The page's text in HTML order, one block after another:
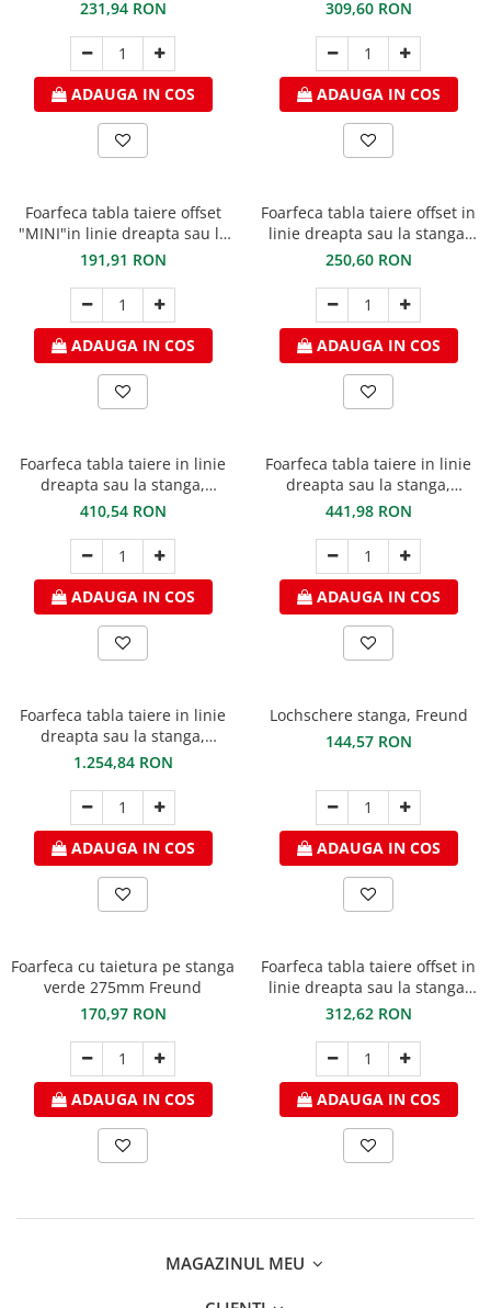
0,8mm otel prevopsit, Freund
231,94 RON
ADAUGA IN COS
0,8mm otel prevopsit, Freund
309,60 RON
ADAUGA IN COS
Foarfeca tabla taiere offset
"MINI"in linie dreapta sau la
stanga, lungime 180mm, max.
prevopsit, Freund
191,91 RON
ADAUGA IN COS
Foarfeca tabla taiere offset in
linie dreapta sau la stanga,
lungime 240mm, max. 1,8mm
prevopsit, Freund
250,60 RON
ADAUGA IN COS
Foarfeca tabla taiere in linie
dreapta sau la stanga,
lungime 260mm, max. 1,8mm
prevopsit, Freund
410,54 RON
ADAUGA IN COS
Foarfeca tabla taiere in linie
dreapta sau la stanga,
lungime 260mm, max. 1,8mm
prevopsit, Freund
441,98 RON
ADAUGA IN COS
Foarfeca tabla taiere in linie
dreapta sau la stanga,
lungime 260mm, max. 1,8mm
prevopsit, Freund
1.254,84 RON
ADAUGA IN COS
Lochschere stanga, Freund
144,57 RON
ADAUGA IN COS
Foarfeca cu taietura pe stanga
verde 275mm Freund
170,97 RON
ADAUGA IN COS
Foarfeca tabla taiere offset in
linie dreapta sau la stanga,
lungime 260mm, max. 1,8mm
prevopsit, Freund
312,62 RON
ADAUGA IN COS
MAGAZINUL MEU